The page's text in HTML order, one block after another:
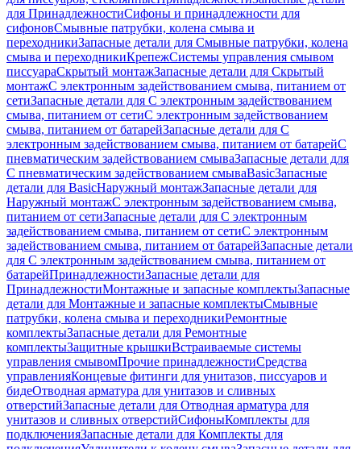
для ПринадлежностиСифоны и принадлежности для
сифоновСмывные патрубки, колена смыва и
переходникиЗапасные детали для Смывные патрубки, колена
смыва и переходникиКрепежСистемы управления смывом
писсуараСкрытый монтажЗапасные детали для Скрытый
монтажС электронным задействованием смыва, питанием от
сетиЗапасные детали для С электронным задействованием
смыва, питанием от сетиС электронным задействованием
смыва, питанием от батарейЗапасные детали для С
электронным задействованием смыва, питанием от батарейС
пневматическим задействованием смываЗапасные детали для
С пневматическим задействованием смываBasicЗапасные
детали для BasicНаружный монтажЗапасные детали для
Наружный монтажС электронным задействованием смыва,
питанием от сетиЗапасные детали для С электронным
задействованием смыва, питанием от сетиС электронным
задействованием смыва, питанием от батарейЗапасные детали
для С электронным задействованием смыва, питанием от
батарейПринадлежностиЗапасные детали для
ПринадлежностиМонтажные и запасные комплектыЗапасные
детали для Монтажные и запасные комплектыСмывные
патрубки, колена смыва и переходникиРемонтные
комплектыЗапасные детали для Ремонтные
комплектыЗащитные крышкиВстраиваемые системы
управления смывомПрочие принадлежностиСредства
управленияКонцевые фитинги для унитазов, писсуаров и
бидеОтводная арматура для унитазов и сливных
отверстийЗапасные детали для Отводная арматура для
унитазов и сливных отверстийСифоныКомплекты для
подключенияЗапасные детали для Комплекты для